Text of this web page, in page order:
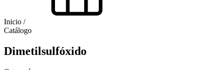
Inicio /
Catálogo
Dimetilsulfóxido